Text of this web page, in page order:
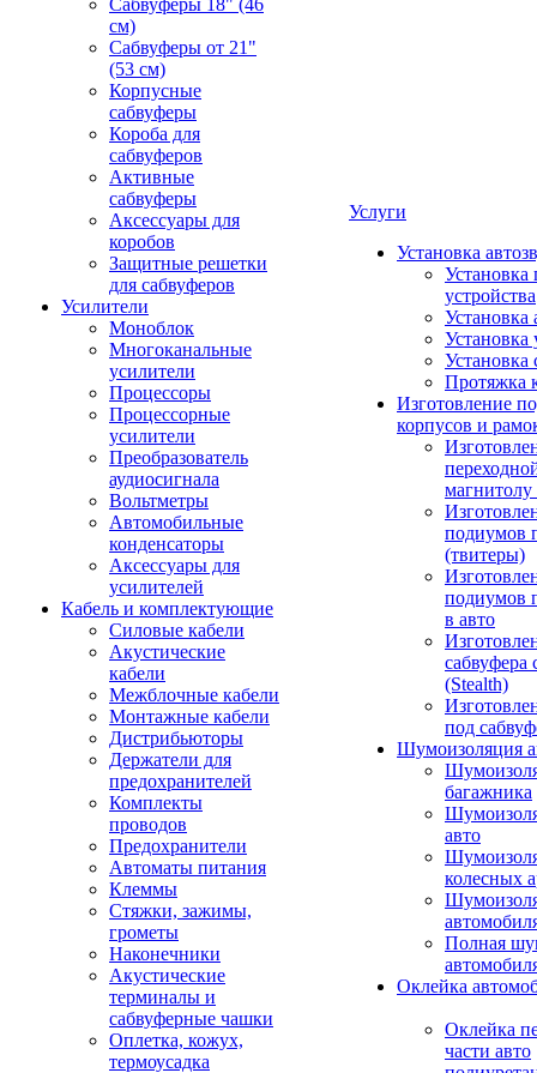
Сабвуферы 18" (46
см)
Сабвуферы от 21"
(53 см)
Корпусные
сабвуферы
Короба для
сабвуферов
Активные
сабвуферы
Аксессуары для
коробов
Защитные решетки
для сабвуферов
Усилители
Моноблок
Многоканальные
усилители
Процессоры
Процессорные
усилители
Преобразователь
аудиосигнала
Вольтметры
Автомобильные
конденсаторы
Аксессуары для
усилителей
Кабель и комплектующие
Силовые кабели
Акустические
кабели
Межблочные кабели
Монтажные кабели
Дистрибьюторы
Держатели для
предохранителей
Комплекты
проводов
Предохранители
Автоматы питания
Клеммы
Стяжки, зажимы,
грометы
Наконечники
Акустические
терминалы и
сабвуферные чашки
Оплетка, кожух,
термоусадка
Услуги
Установка
Установка
устройства
Установка
Установка
Установка
Протяжка
Изготовление
корпусов и
подиумов
(твитеры)
подиумов
в авто
сабвуфера
(Stealth)
под
Шумоизоляция
багажника
авто
колесных
Полная
Оклейка
Оклейка
части авто